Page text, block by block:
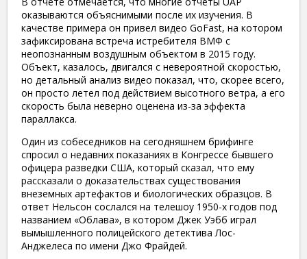
оказываются объяснимыми после их изучения. В
качестве примера он привел видео GoFast, на котором
зафиксирована встреча истребителя ВМФ с
неопознанным воздушным объектом в 2015 году.
Объект, казалось, двигался с невероятной скоростью,
но детальный анализ видео показал, что, скорее всего,
он просто летел под действием высотного ветра, а его
скорость была неверно оценена из-за эффекта
параллакса.
Один из собеседников на сегодняшнем брифинге
спросил о недавних показаниях в Конгрессе бывшего
офицера разведки США, который сказал, что ему
рассказали о доказательствах существования
внеземных артефактов и биологических образцов. В
ответ Нельсон сослался на телешоу 1950-х годов под
названием «Облава», в котором Джек Уэбб играл
вымышленного полицейского детектива Лос-
Анджелеса по имени Джо Фрайдей.